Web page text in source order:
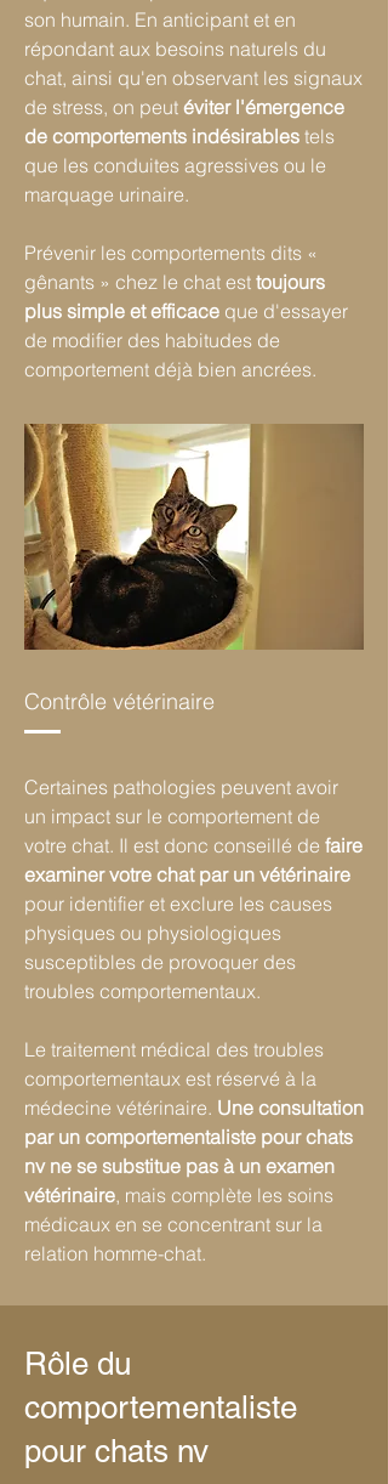
son humain. En anticipant et en
répondant aux besoins naturels du
chat, ainsi qu'en observant les signaux
de stress, on peut éviter l'émergence
de comportements indésirables tels
que les conduites agressives ou le
marquage urinaire.
Prévenir les comportements dits «
gênants » chez le chat est toujours
plus simple et efficace que d'essayer
de modifier des habitudes de
comportement déjà bien ancrées.
Contrôle vétérinaire
Certaines pathologies peuvent avoir
un impact sur le comportement de
votre chat. Il est donc conseillé de faire
examiner votre chat par un vétérinaire
pour identifier et exclure les causes
physiques ou physiologiques
susceptibles de provoquer des
troubles comportementaux.
Le traitement médical des troubles
comportementaux est réservé à la
médecine vétérinaire. Une consultation
par un comportementaliste pour chats
nv ne se substitue pas à un examen
vétérinaire, mais complète les soins
médicaux en se concentrant sur la
relation homme-chat.
Rôle du
comportementaliste
pour chats nv